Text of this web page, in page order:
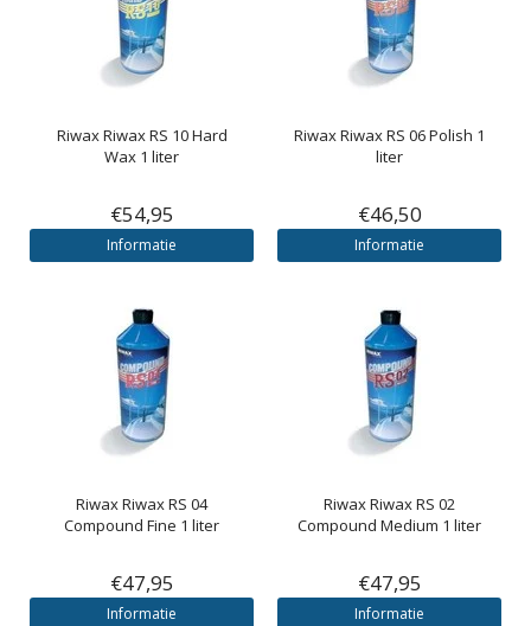
RiwaxRiwax RS 10 Hard
Wax 1 liter
€54,95
Informatie
RiwaxRiwax RS 06 Polish 1
liter
€46,50
Informatie
RiwaxRiwax RS 04
Compound Fine 1 liter
€47,95
Informatie
RiwaxRiwax RS 02
Compound Medium 1 liter
€47,95
Informatie